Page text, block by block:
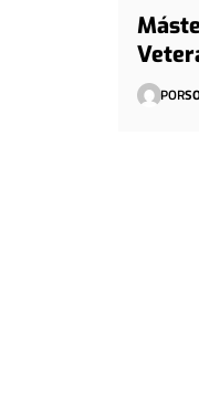
POR